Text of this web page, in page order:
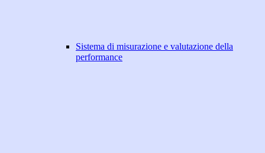
Sistema di misurazione e valutazione della
performance